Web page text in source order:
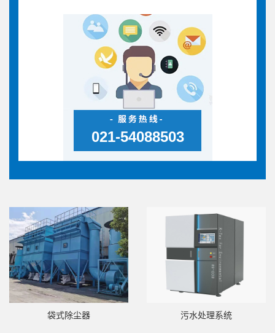
021-54088503
袋式除尘器 污水处理系统